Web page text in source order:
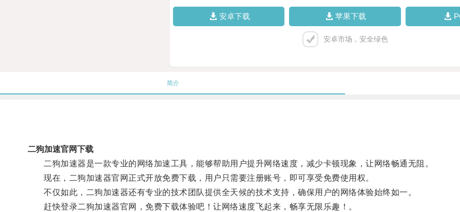
安卓下载 苹果下载
安卓市场，安全绿色
简介
二狗加速官网下载
二狗加速器是一款专业的网络加速工具，能够帮助用户提升网络速度，减少卡顿现象，让网络畅通无阻。
现在，二狗加速器官网正式开放免费下载，用户只需要注册账号，即可享受免费使用权。
不仅如此，二狗加速器还有专业的技术团队提供全天候的技术支持，确保用户的网络体验始终如一。
赶快登录二狗加速器官网，免费下载体验吧！让网络速度飞起来，畅享无限乐趣！。